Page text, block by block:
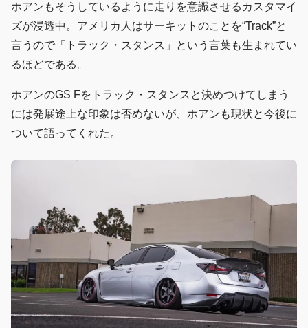
ホアンもそうしているように走りを意識させるカスタマイ
ズが浸透中。アメリカ人はサーキットのことを“Track”と
言うので「トラック・スタンス」という言葉も生まれてい
るほどである。
ホアンのGS Fをトラック・スタンスと決めつけてしまう
には発展途上な印象は否めないが、ホアンも現状と今後に
ついて語ってくれた。